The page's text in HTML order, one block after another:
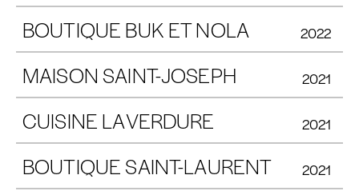
BOUTIQUE BUK ET NOLA 2022
MAISON SAINT-JOSEPH 2021
CUISINE LAVERDURE 2021
BOUTIQUE SAINT-LAURENT 2021